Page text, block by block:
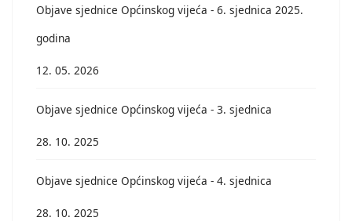
Objave sjednice Općinskog vijeća - 6. sjednica 2025.
godina
12. 05. 2026
Objave sjednice Općinskog vijeća - 3. sjednica
28. 10. 2025
Objave sjednice Općinskog vijeća - 4. sjednica
28. 10. 2025